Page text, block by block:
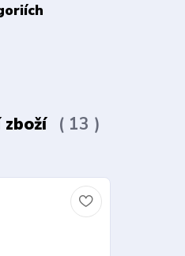
zboží 13